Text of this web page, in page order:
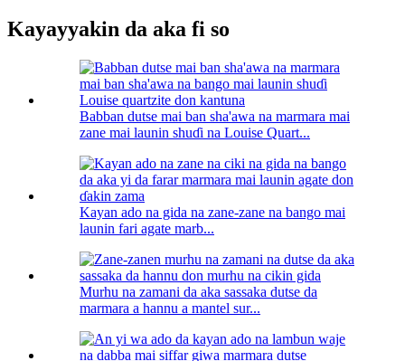
Kayayyakin da aka fi so
Babban dutse mai ban sha'awa na marmara mai
zane mai launin shuɗi na Louise Quart...
Kayan ado na gida na zane-zane na bango mai
launin fari agate marb...
Murhu na zamani da aka sassaka dutse da
marmara a hannu a mantel sur...